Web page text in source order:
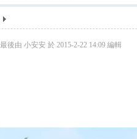
後由 小安安 於 2015-2-22 14:09 編輯